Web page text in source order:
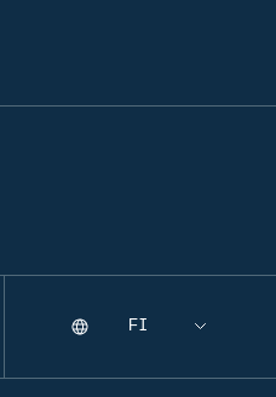
Selecting
Kieli